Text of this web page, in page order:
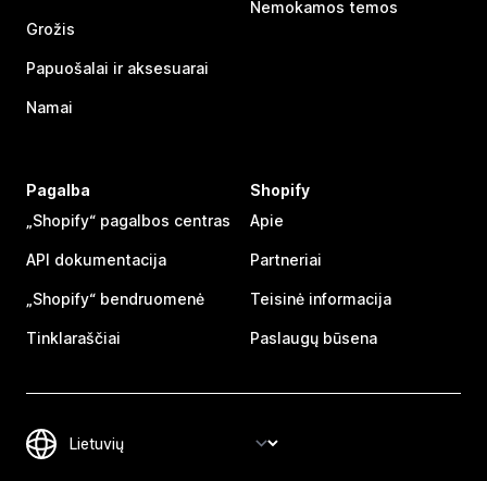
Grožis
Papuošalai ir aksesuarai
Namai
Nemokamos temos
Pagalba
„Shopify“ pagalbos centras
API dokumentacija
„Shopify“ bendruomenė
Tinklaraščiai
Shopify
Apie
Partneriai
Teisinė informacija
Paslaugų būsena